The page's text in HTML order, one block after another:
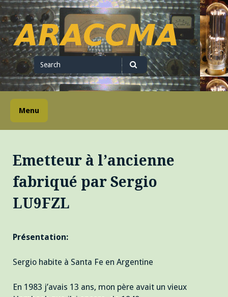
Skip
to
content
ARACCMA
Search
for
Search
Menu
Emetteur à l’ancienne
fabriqué par Sergio
LU9FZL
Présentation:
Sergio habite à Santa Fe en Argentine
En 1983 j’avais 13 ans, mon père avait un vieux